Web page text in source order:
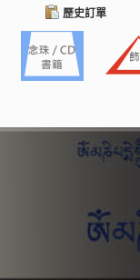
歷史訂單